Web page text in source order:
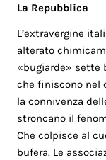
La Repubblica
L’extravergine
alterato
«bugiarde» sette
che finiscono nel
la connivenza
stroncano il
Che colpisce al
bufera. Le